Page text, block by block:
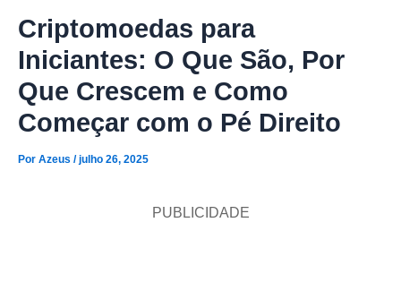
Criptomoedas para
Iniciantes: O Que São, Por
Que Crescem e Como
Começar com o Pé Direito
Por Azeus /julho 26, 2025
PUBLICIDADE